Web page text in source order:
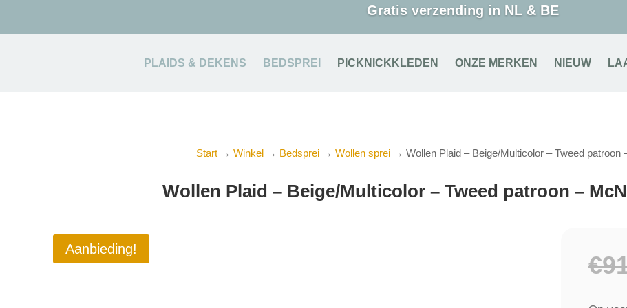
Gratis verzending in NL & BE
PLAIDS & DEKENS BEDSPREI PICKNICKKLEDEN ONZE MERKEN NIEUW
Start → Winkel → Bedsprei → Wollen sprei → Wollen Plaid – Beige/Multicolor – Tweed patroon
Wollen Plaid – Beige/Multicolor – Tweed patroon –
Aanbieding!
€